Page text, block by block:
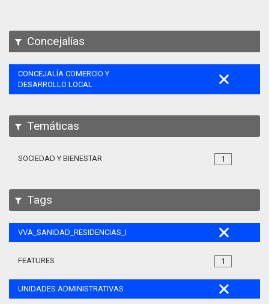
Concejalías
CONCEJALÍA COMERCIO Y
DESARROLLO LOCAL
Temáticas
1
SOCIEDAD Y BIENESTAR
Tags
VVA_SANIDAD_RESIDENCIAS_MAYORES_105
1
FEATURES
UNIDADES ADMINISTRATIVAS